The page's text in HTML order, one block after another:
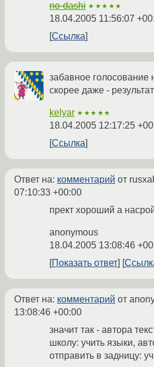
no-dashi ★★★★★
18.04.2005 11:56:07
Ссылка
забавное голосование
скорее даже -
kelyar ★★★★★
18.04.2005 12:17:25
Ссылка
Ответ на: комментарий от
07:10:33 +00:00
прект хороший а
anonymous
18.04.2005 13:08:46
Показать ответ
Ответ на: комментарий от
13:08:46 +00:00
значит так - автора
школу: учить языки,
отправить в задницу: